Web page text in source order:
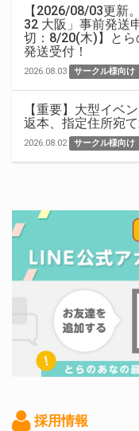
【2026/08/03更新
32 大阪」事前発送
切：8/20(木)】と
発送受付！
2026.08.03 サークル様向け
【重要】大型イベ
返本、指定住所宛
2026.08.02 サークル様向け
採用情報